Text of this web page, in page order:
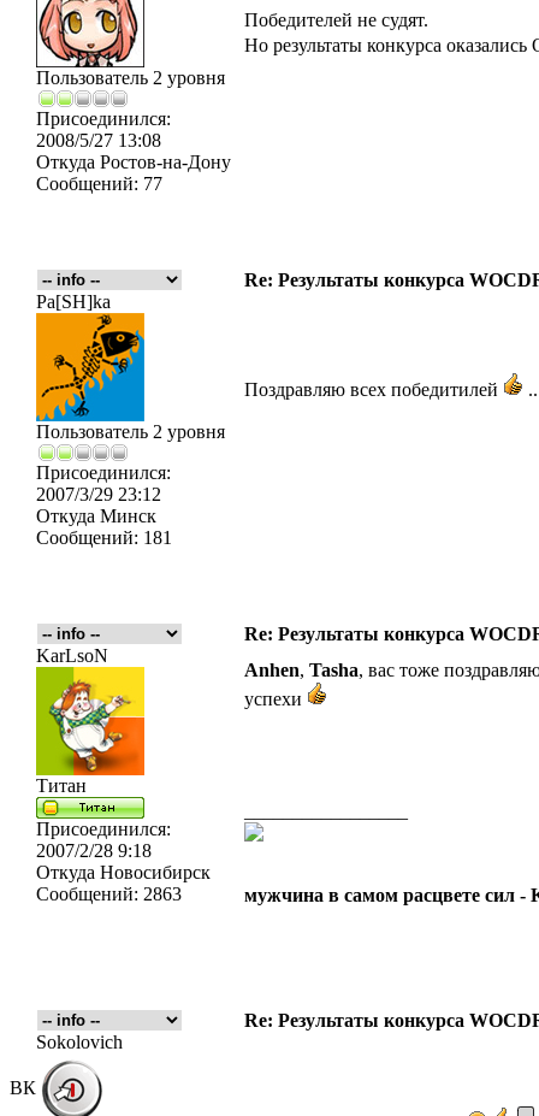
ВК
Пользователь 2 уровня
Присоединился:
2008/5/27 13:08
Откуда Ростов-на-Дону
Сообщений: 77
Победителей не судят.
Но результаты конкурса
Re: Результаты конкурса
Pa[SH]ka
Пользователь 2 уровня
Присоединился:
2007/3/29 23:12
Откуда Минск
Сообщений: 181
Поздравляю всех победитилей
Re: Результаты конкурса
KarLsoN
Титан
Присоединился:
2007/2/28 9:18
Откуда Новосибирск
Сообщений: 2863
Anhen, Tasha, вас тоже
успехи
мужчина в самом расцвете сил -
Re: Результаты конкурса
Sokolovich